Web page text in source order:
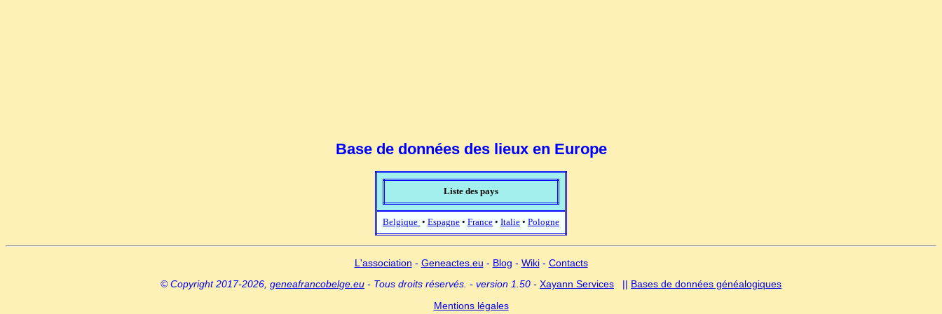
Base de données des lieux en Europe
Liste des pays
Belgique • Espagne • France • Italie • Pologne
L'association - Geneactes.eu - Blog - Wiki- Contacts
© Copyright 2017-2026, geneafrancobelge.eu - Tous droits réservés. - version 1.50 - Xayann Services || Bases de données généalogiques
Mentions légales